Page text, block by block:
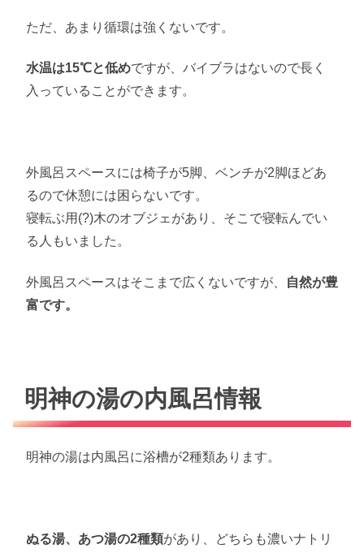
ただ、あまり循環は強くないです。
水温は15℃と低めですが、バイブラはないので長く
入っていることができます。
外風呂スペースには椅子が5脚、ベンチが2脚ほどあ
るので休憩には困らないです。
寝転ぶ用(?)木のオブジェがあり、そこで寝転んでい
る人もいました。
外風呂スペースはそこまで広くないですが、
自然が豊
富です。
明神の湯の内風呂情報
明神の湯は内風呂に浴槽が2種類あります。
ぬる湯、あつ湯の2種類があり、どちらも濃いナトリ